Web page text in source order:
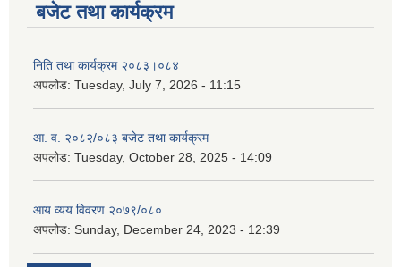
बजेट तथा कार्यक्रम
निति तथा कार्यक्रम २०८३।०८४
अपलोड: Tuesday, July 7, 2026 - 11:15
आ. व. २०८२/०८३ बजेट तथा कार्यक्रम
अपलोड: Tuesday, October 28, 2025 - 14:09
आय व्यय विवरण २०७९/०८०
अपलोड: Sunday, December 24, 2023 - 12:39